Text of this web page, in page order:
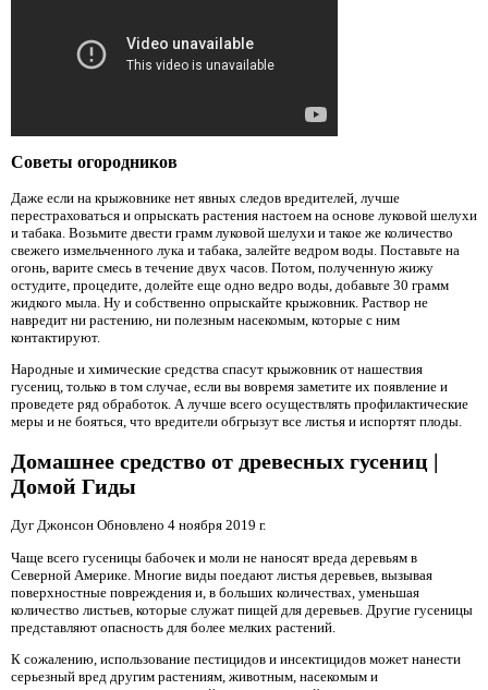
Советы огородников
Даже если на крыжовнике нет явных следов вредителей, лучше
перестраховаться и опрыскать растения настоем на основе луковой шелухи
и табака. Возьмите двести грамм луковой шелухи и такое же количество
свежего измельченного лука и табака, залейте ведром воды. Поставьте на
огонь, варите смесь в течение двух часов. Потом, полученную жижу
остудите, процедите, долейте еще одно ведро воды, добавьте 30 грамм
жидкого мыла. Ну и собственно опрыскайте крыжовник. Раствор не
навредит ни растению, ни полезным насекомым, которые с ним
контактируют.
Народные и химические средства спасут крыжовник от нашествия
гусениц, только в том случае, если вы вовремя заметите их появление и
проведете ряд обработок. А лучше всего осуществлять профилактические
меры и не бояться, что вредители обгрызут все листья и испортят плоды.
Домашнее средство от древесных гусениц |
Домой Гиды
Дуг Джонсон Обновлено 4 ноября 2019 г.
Чаще всего гусеницы бабочек и моли не наносят вреда деревьям в
Северной Америке. Многие виды поедают листья деревьев, вызывая
поверхностные повреждения и, в больших количествах, уменьшая
количество листьев, которые служат пищей для деревьев. Другие гусеницы
представляют опасность для более мелких растений.
К сожалению, использование пестицидов и инсектицидов может нанести
серьезный вред другим растениям, животным, насекомым и